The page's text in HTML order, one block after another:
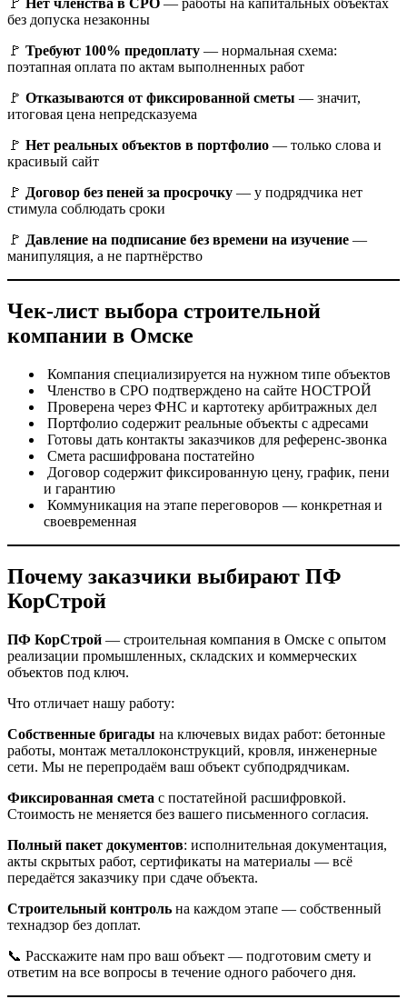
🚩 Нет членства в СРО — работы на капитальных объектах
без допуска незаконны
🚩 Требуют 100% предоплату — нормальная схема:
поэтапная оплата по актам выполненных работ
🚩 Отказываются от фиксированной сметы — значит,
итоговая цена непредсказуема
🚩 Нет реальных объектов в портфолио — только слова и
красивый сайт
🚩 Договор без пеней за просрочку — у подрядчика нет
стимула соблюдать сроки
🚩 Давление на подписание без времени на изучение —
манипуляция, а не партнёрство
Чек-лист выбора строительной
компании в Омске
Компания специализируется на нужном типе объектов
Членство в СРО подтверждено на сайте НОСТРОЙ
Проверена через ФНС и картотеку арбитражных дел
Портфолио содержит реальные объекты с адресами
Готовы дать контакты заказчиков для референс-звонка
Смета расшифрована постатейно
Договор содержит фиксированную цену, график, пени
и гарантию
Коммуникация на этапе переговоров — конкретная и
своевременная
Почему заказчики выбирают ПФ
КорСтрой
ПФ КорСтрой — строительная компания в Омске с опытом
реализации промышленных, складских и коммерческих
объектов под ключ.
Что отличает нашу работу:
Собственные бригады на ключевых видах работ: бетонные
работы, монтаж металлоконструкций, кровля, инженерные
сети. Мы не перепродаём ваш объект субподрядчикам.
Фиксированная смета с постатейной расшифровкой.
Стоимость не меняется без вашего письменного согласия.
Полный пакет документов: исполнительная документация,
акты скрытых работ, сертификаты на материалы — всё
передаётся заказчику при сдаче объекта.
Строительный контроль на каждом этапе — собственный
технадзор без доплат.
📞 Расскажите нам про ваш объект — подготовим смету и
ответим на все вопросы в течение одного рабочего дня.